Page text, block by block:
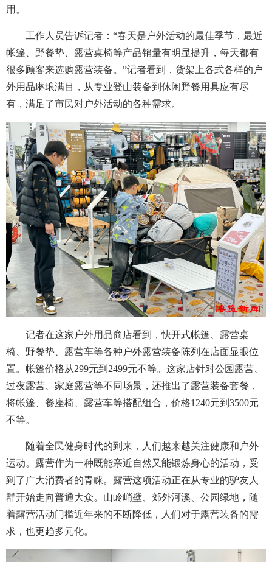
用。
工作人员告诉记者：“春天是户外活动的最佳季节，最近
帐篷、野餐垫、露营桌椅等产品销量有明显提升，每天都有
很多顾客来选购露营装备。”记者看到，货架上各式各样的户
外用品琳琅满目，从专业登山装备到休闲野餐用具应有尽
有，满足了市民对户外活动的各种需求。
记者在这家户外用品商店看到，快开式帐篷、露营桌
椅、野餐垫、露营车等各种户外露营装备陈列在店面显眼位
置。帐篷价格从299元到2499元不等。这家店针对公园露营、
过夜露营、家庭露营等不同场景，还推出了露营装备套餐，
将帐篷、餐座椅、露营车等搭配组合，价格1240元到3500元
不等。
随着全民健身时代的到来，人们越来越关注健康和户外
运动。露营作为一种既能亲近自然又能锻炼身心的活动，受
到了广大消费者的青睐。露营这项活动正在从专业的驴友人
群开始走向普通大众。山岭峭壁、郊外河溪、公园绿地，随
着露营活动门槛近年来的不断降低，人们对于露营装备的需
求，也更趋多元化。